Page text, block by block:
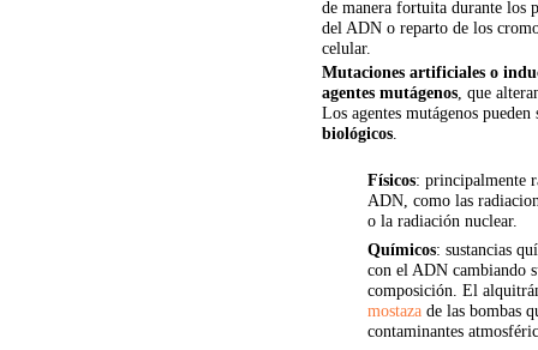
de manera fortuita durante los
del ADN o reparto de los
celular.
Mutaciones artificiales o
agentes mutágenos, que
Los agentes mutágenos
biológicos.
Físicos: principalmente
ADN, como las
o la radiación nuclear.
Químicos: sustancias
con el ADN cambiando
composición. El
mostaza de las bombas
contaminantes